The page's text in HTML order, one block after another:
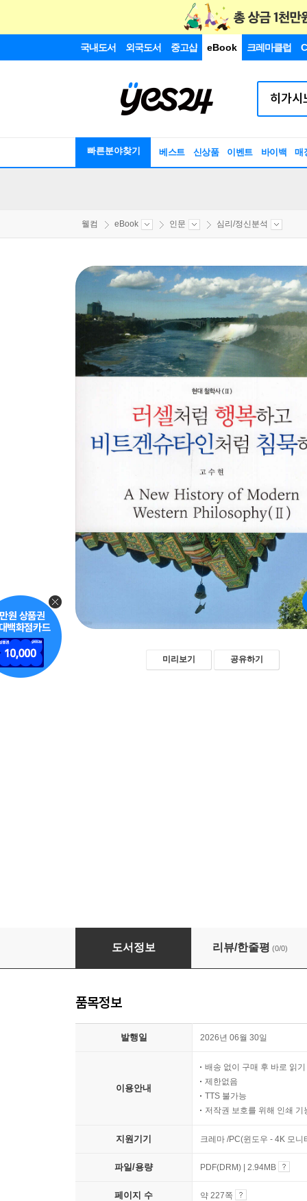
국내도서 외국도서 중고샵 eBook 크레마클럽
빠른분야찾기 베스트 신상품 이벤트 바이백 매
웰컴 eBook 인문 심리/정신분석
미리보기 공유하기
러셀처럼 행복하고 비트겐슈타인처럼 침묵하기
도서정보 리뷰/한줄평 (0/0)
품목정보
발행일 2026년 06월 30일
이용안내
배송 없이 구매 후 바로 읽기
제한없음
TTS 불가능
저작권 보호를 위해 인쇄 기
지원기기 크레마 /PC(윈도우 - 4K 모
파일/용량 PDF(DRM) | 2.94MB
페이지 수 약 227쪽